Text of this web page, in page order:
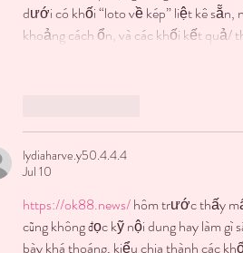
dưới có khối “loto về kép” liệt kê sẵn,
khoảng cách ổn, và các khối kết quả/
lydiaharve.y50.4.4.4
Jul 10
https://ok88.news/ hôm trước thấy
cũng không đọc kỹ nội dung hay làm
bày khá thoáng, kiểu chia thành các